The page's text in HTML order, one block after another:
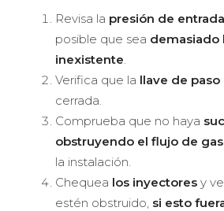
Revisa la presión de
posible que sea demasiado
inexistente.
Verifica que la llave de paso
cerrada.
Comprueba que no haya
obstruyendo el flujo de gas
la instalación.
Chequea los inyectores y
estén obstruido, si esto